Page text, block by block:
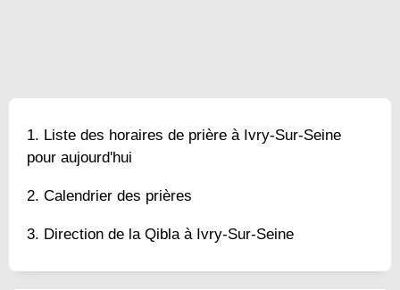
Liste des horaires de prière à Ivry-Sur-Seine
pour aujourd'hui
Calendrier des prières
Direction de la Qibla à Ivry-Sur-Seine